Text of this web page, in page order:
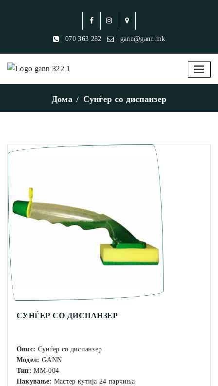
070 363 282 gann@gann.mk
Дома Сунѓер со диспанзер
СУНЃЕР СО ДИСПАНЗЕР
Опис: Сунѓер со диспанзер
Модел: GANN
Тип: MM-004
Пакување: Мастер кутија 24 парчиња